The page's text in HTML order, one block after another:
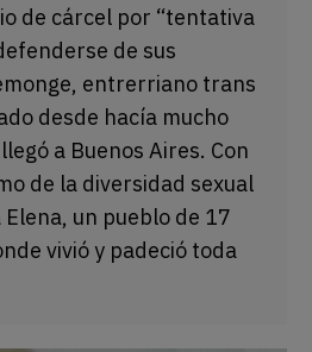
de cárcel por “tentativa
de sus
entrerriano trans
desde hacía mucho
a Buenos Aires. Con
de la diversidad sexual
un pueblo de 17
vivió y padeció toda